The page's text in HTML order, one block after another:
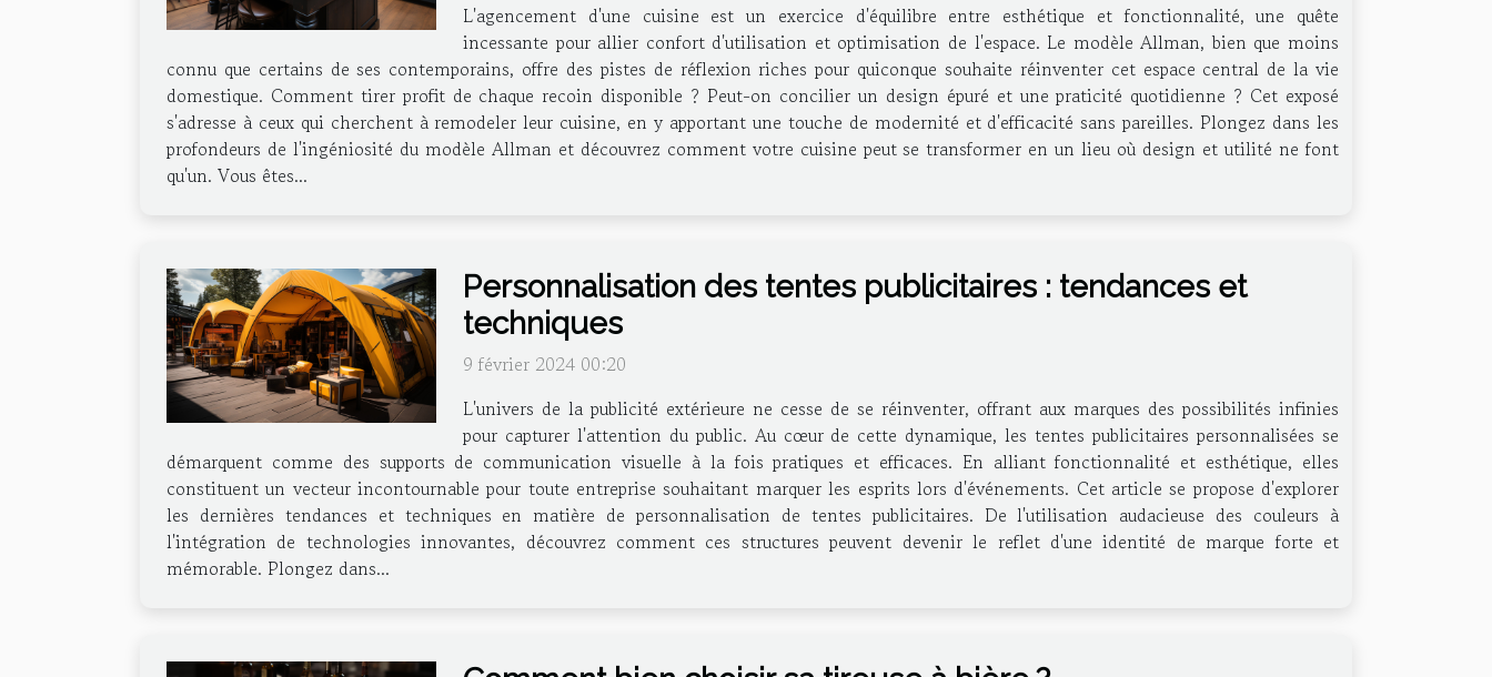
L'agencement d'une cuisine est un exercice d'équilibre entre esthétique et fonctionnalité, une quête
incessante pour allier confort d'utilisation et optimisation de l'espace. Le modèle Allman, bien que moins
connu que certains de ses contemporains, offre des pistes de réflexion riches pour quiconque souhaite réinventer cet espace central de la vie
domestique. Comment tirer profit de chaque recoin disponible ? Peut-on concilier un design épuré et une praticité quotidienne ? Cet exposé
s'adresse à ceux qui cherchent à remodeler leur cuisine, en y apportant une touche de modernité et d'efficacité sans pareilles. Plongez dans les
profondeurs de l'ingéniosité du modèle Allman et découvrez comment votre cuisine peut se transformer en un lieu où design et utilité ne font
qu'un. Vous êtes...
Personnalisation des tentes publicitaires : tendances et
techniques
9 février 2024 00:20
L'univers de la publicité extérieure ne cesse de se réinventer, offrant aux marques des possibilités infinies
pour capturer l'attention du public. Au cœur de cette dynamique, les tentes publicitaires personnalisées se
démarquent comme des supports de communication visuelle à la fois pratiques et efficaces. En alliant fonctionnalité et esthétique, elles
constituent un vecteur incontournable pour toute entreprise souhaitant marquer les esprits lors d'événements. Cet article se propose d'explorer
les dernières tendances et techniques en matière de personnalisation de tentes publicitaires. De l'utilisation audacieuse des couleurs à
l'intégration de technologies innovantes, découvrez comment ces structures peuvent devenir le reflet d'une identité de marque forte et
mémorable. Plongez dans...